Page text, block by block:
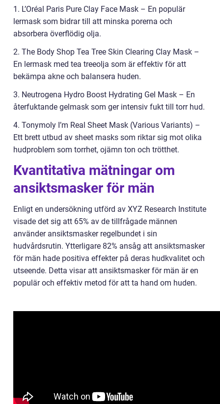
1. L’Oréal Paris Pure Clay Face Mask – En populär
lermask som bidrar till att minska porerna och
absorbera överflödig olja.
2. The Body Shop Tea Tree Skin Clearing Clay Mask –
En lermask med tea treeolja som är effektiv för att
bekämpa akne och balansera huden.
3. Neutrogena Hydro Boost Hydrating Gel Mask – En
återfuktande gelmask som ger intensiv fukt till torr hud.
4. Tonymoly I’m Real Sheet Mask (Various Variants) –
Ett brett utbud av sheet masks som riktar sig mot olika
hudproblem som torrhet, ojämn ton och trötthet.
Kvantitativa mätningar om
ansiktsmasker för män
Enligt en undersökning utförd av XYZ Research Institute
visade det sig att 65% av de tillfrågade männen
använder ansiktsmasker regelbundet i sin
hudvårdsrutin. Ytterligare 82% ansåg att ansiktsmasker
för män hade positiva effekter på deras hudkvalitet och
utseende. Detta visar att ansiktsmasker för män är en
populär och effektiv metod för att ta hand om huden.